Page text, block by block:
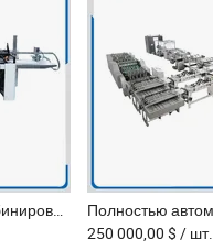
Высокоскоростная комбинированная складочная машина для коммерческой печати с электрическим ножом
250 000,00 $ / шт.